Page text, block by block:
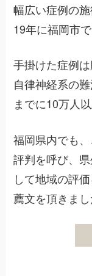
幅広い症例の
19年に福岡市
手掛けた症例
自律神経系の
までに10万人
福岡県内でも
評判を呼び、
して地域の評
薦文を頂きまし